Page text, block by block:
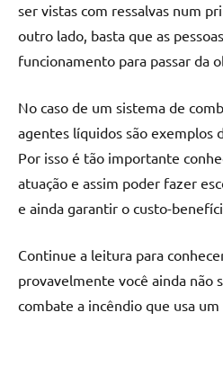
ser vistas com ressalvas num
outro lado, basta que as
funcionamento para passar da
No caso de um sistema de
agentes líquidos são exemplos
Por isso é tão importante
atuação e assim poder fazer
e ainda garantir o custo-
Continue a leitura para
provavelmente você ainda não
combate a incêndio que usa